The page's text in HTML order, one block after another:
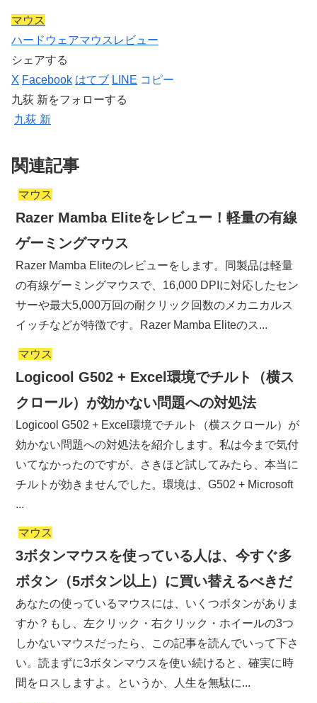
マウス
ハードウェアマウス レビュー
シェアする
X Facebook はてブ LINE コピー
九荻 新をフォローする
九荻 新
関連記事
マウス
Razer Mamba Eliteをレビュー！軽量の有線
ゲーミングマウス
Razer Mamba Eliteのレビューをします。同製品は軽量
の有線ゲーミングマウスで、16,000 DPIに対応したセン
サーや最大5,000万回の耐クリック回数のメカニカルス
イッチなどが特徴です。Razer Mamba Eliteのス...
マウス
Logicool G502 + Excel環境でチルト（横ス
クロール）が効かない問題への対処法
Logicool G502 + Excel環境でチルト（横スクロール）が
効かない問題への対処法を紹介します。私は今まで気付
いてなかったのですが、さきほど試してみたら、本当に
チルトが効きませんでした。環境は、G502 + Microsoft
...
マウス
3ボタンマウスを使っている人は、今すぐ多
ボタン（5ボタン以上）に買い替えるべきだ
あなたの使っているマウスには、いくつボタンがありま
すか？もし、左クリック・右クリック・ホイールの3つ
しかないマウスだったら、この記事を読んでいって下さ
い。読まずに3ボタンマウスを使い続けると、確実に時
間をロスしますよ。というか、人生を無駄に...